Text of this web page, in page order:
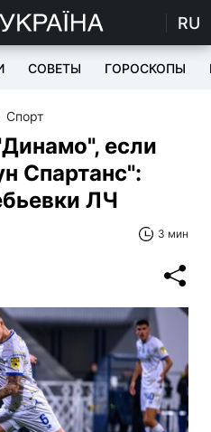
RU
СОВЕТЫ ГОРОСКОПЫ
Спорт
если
Спартанс":
ЛЧ
3 мин